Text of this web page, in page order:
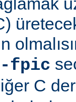
-fpic
C